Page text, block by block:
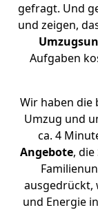
gefragt. Und
und zeigen,
Aufgaben
Wir haben die
Umzug und
ca. 4
Angebote,
ausgedrückt,
und Energie